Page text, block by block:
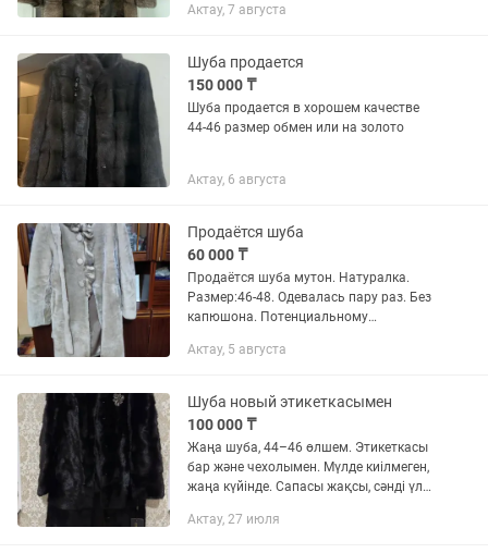
Надевалось несколько раз.
Актау, 7 августа
Шуба продается
150 000 ₸
Шуба продается в хорошем качестве
44-46 размер обмен или на золото
Актау, 6 августа
Продаётся шуба
60 000 ₸
Продаётся шуба мутон. Натуралка.
Размер:46-48. Одевалась пару раз. Без
капюшона. Потенциальному
Актау, 5 августа
Шуба новый этикеткасымен
100 000 ₸
Жаңа шуба, 44–46 өлшем. Этикеткасы
бар және чехолымен. Мүлде киілмеген,
жаңа күйінде. Сапасы жақсы, сәнді үлгі.
өз бағасынан екі есе арзанға беріп...
Актау, 27 июля